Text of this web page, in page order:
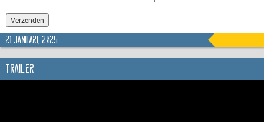
21 januari, 2025
Trailer